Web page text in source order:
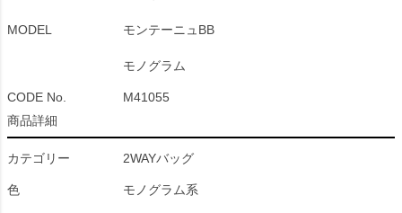
MODEL モンテーニュBB
モノグラム
CODE No.
M41055
商品詳細
カテゴリー 2WAYバッグ
色 モノグラム系